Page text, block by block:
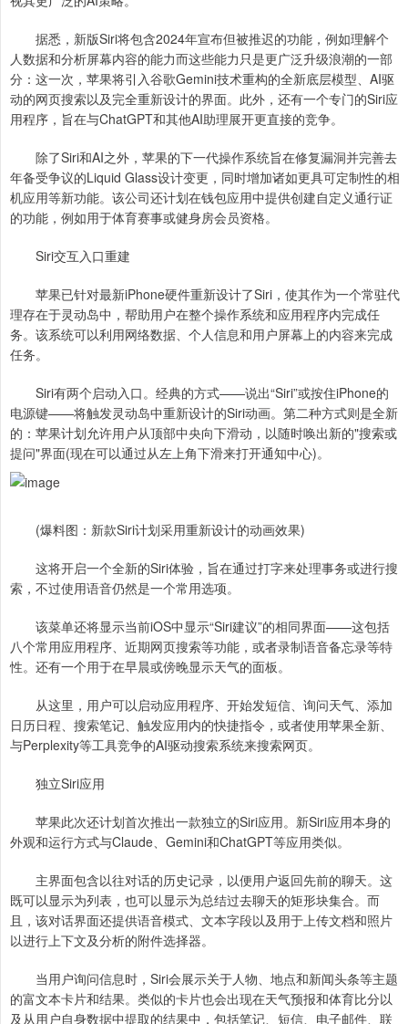
据悉，新版Siri将包含2024年宣布但被推迟的功能，例如理解个
人数据和分析屏幕内容的能力而这些能力只是更广泛升级浪潮的一部
分：这一次，苹果将引入谷歌Gemini技术重构的全新底层模型、AI驱
动的网页搜索以及完全重新设计的界面。此外，还有一个专门的Siri应
用程序，旨在与ChatGPT和其他AI助理展开更直接的竞争。
除了Siri和AI之外，苹果的下一代操作系统旨在修复漏洞并完善去
年备受争议的Liquid Glass设计变更，同时增加诸如更具可定制性的相
机应用等新功能。该公司还计划在钱包应用中提供创建自定义通行证
的功能，例如用于体育赛事或健身房会员资格。
Siri交互入口重建
苹果已针对最新iPhone硬件重新设计了Siri，使其作为一个常驻代
理存在于灵动岛中，帮助用户在整个操作系统和应用程序内完成任
务。该系统可以利用网络数据、个人信息和用户屏幕上的内容来完成
任务。
Siri有两个启动入口。经典的方式——说出“Siri”或按住iPhone的
电源键——将触发灵动岛中重新设计的Siri动画。第二种方式则是全新
的：苹果计划允许用户从顶部中央向下滑动，以随时唤出新的"搜索或
提问"界面(现在可以通过从左上角下滑来打开通知中心)。
(爆料图：新款Siri计划采用重新设计的动画效果)
这将开启一个全新的Siri体验，旨在通过打字来处理事务或进行搜
索，不过使用语音仍然是一个常用选项。
该菜单还将显示当前iOS中显示“Siri建议”的相同界面——这包括
八个常用应用程序、近期网页搜索等功能，或者录制语音备忘录等特
性。还有一个用于在早晨或傍晚显示天气的面板。
从这里，用户可以启动应用程序、开始发短信、询问天气、添加
日历日程、搜索笔记、触发应用内的快捷指令，或者使用苹果全新、
与Perplexity等工具竞争的AI驱动搜索系统来搜索网页。
独立Siri应用
苹果此次还计划首次推出一款独立的Siri应用。新Siri应用本身的
外观和运行方式与Claude、Gemini和ChatGPT等应用类似。
主界面包含以往对话的历史记录，以便用户返回先前的聊天。这
既可以显示为列表，也可以显示为总结过去聊天的矩形块集合。而
且，该对话界面还提供语音模式、文本字段以及用于上传文档和照片
以进行上下文及分析的附件选择器。
当用户询问信息时，Siri会展示关于人物、地点和新闻头条等主题
的富文本卡片和结果。类似的卡片也会出现在天气预报和体育比分以
及从用户自身数据中提取的结果中，包括笔记、短信、电子邮件、联